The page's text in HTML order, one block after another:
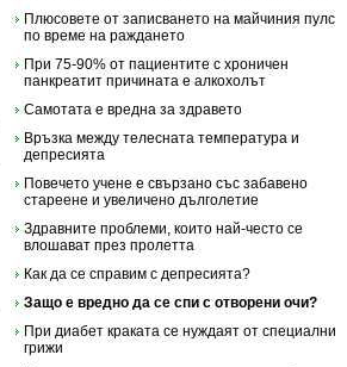
Плюсовете от записването на майчиния пулс
по време на раждането
При 75-90% от пациентите с хроничен
панкреатит причината е алкохолът
Самотата е вредна за здравето
Връзка между телесната температура и
депресията
Повечето учене е свързано със забавено
стареене и увеличено дълголетие
Здравните проблеми, които най-често се
влошават през пролетта
Как да се справим с депресията?
Защо е вредно да се спи с отворени очи?
При диабет краката се нуждаят от специални
грижи